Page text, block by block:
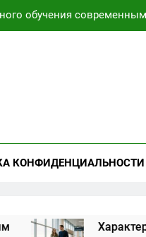
для
электронных и
и зимой по
для безопасных
КОНФИДЕНЦИАЛЬНОСТИ
Характеристики